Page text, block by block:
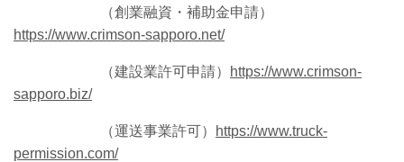
（創業融資・補助金申請）
https://www.crimson-sapporo.net/
（建設業許可申請）
https://www.crimson-
sapporo.biz/
（運送事業許可）
https://www.truck-
permission.com/